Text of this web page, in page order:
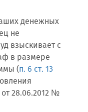
денежных
не
взыскивает с
в размере
(п. 6 ст. 13
28.06.2012 №